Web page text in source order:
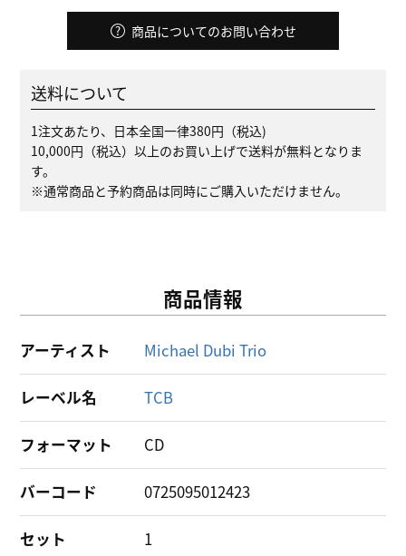
商品についてのお問い合わせ
送料について
1注文あたり、日本全国一律380円（税込)
10,000円（税込）以上のお買い上げで送料が無料となりま
す。
※通常商品と予約商品は同時にご購入いただけません。
商品情報
アーティスト Michael Dubi Trio
レーベル名 TCB
フォーマット CD
バーコード 0725095012423
セット 1